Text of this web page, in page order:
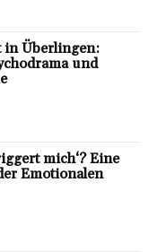
Überlingen:
und
mich‘? Eine
Emotionalen